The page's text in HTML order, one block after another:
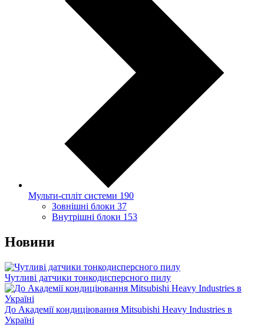
Мульти-спліт системи 190
Зовнішні блоки 37
Внутрішні блоки 153
Новини
Чутливі датчики тонкодисперсного пилу
До Академії кондиціювання Mitsubishi Heavy Industries в
Україні